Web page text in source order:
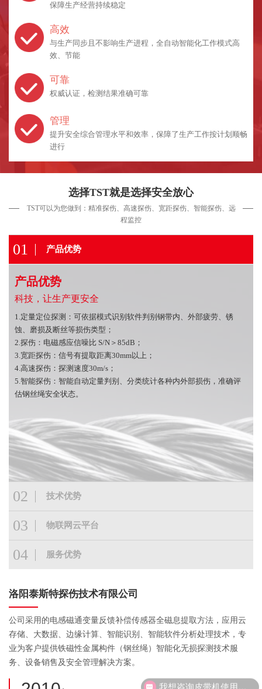
保障生产经营持续稳定
高效
与生产同步且不影响生产进程，全自动智能化工作模式高
效、节能
可靠
权威认证，检测结果准确可靠
管理
提升安全综合管理水平和效率，保障了生产工作按计划顺畅
进行
选择TST就是选择安全放心
TST可以为您做到：精准探伤、高速探伤、宽距探伤、智能探伤、远
程监控
01 产品优势
产品优势
科技，让生产更安全
1.定量定位探测：可依据模式识别软件判别钢带内、外部疲劳、锈
蚀、磨损及断丝等损伤类型；
2.探伤：电磁感应信噪比 S/N＞85dB；
3.宽距探伤：信号有提取距离30mm以上；
4.高速探伤：探测速度30m/s；
5.智能探伤：智能自动定量判别、分类统计各种内外部损伤，准确评
估钢丝绳安全状态。
02 技术优势
技术优势
TST公司从八十年代起秉承国家首批自然科学基金项目"高灵敏磁传感
信、显示和控制等4C技术，以网络化通信为纽带实现系统内互联，全
时随时检索钢丝绳实时探伤情况，了解和掌控钢丝绳使用安全状态。
彻底改变了原始的检测和记录方式。
大数据云平台 互联网+
03 物联网云平台
物联网云平台
TST智能探测安全管理系统基于TST大数据云平台，实现对设备实时远
程集中监控，利用TST云计算数据信息互联分析技术，打造第一物联
网服务信息平台。运用大数据分析，提升设备应急能力和监管效能，
加强故障数据统计分析和风险监测预警。
04 服务优势
服务优势
终身服务：每套产品，泰斯特都确保其品质，并为客户提供保姆式
的终身售后服务。并严格执行三包法；
免费培训：泰斯特每月进行范围内客户培训；
以旧换新服务：对于泰斯特售出的每套产品，在产品更新换代后都
重点地区：泰斯特进行月度定点巡检；
洛阳泰斯特探伤技术有限公司
公司采用的电感磁通变量反馈补偿传感器全磁息提取方法，应用云
存储、大数据、边缘计算、智能识别、智能软件分析处理技术，专
业为客户提供铁磁性金属构件（钢丝绳）智能化无损探测技术服
务、设备销售及安全管理解决方案。
我想咨询皮带机使用的探伤设备。